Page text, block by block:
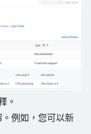
。
例如，您可以新